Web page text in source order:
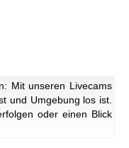
Mit unseren Livecams
und Umgebung los ist.
oder einen Blick